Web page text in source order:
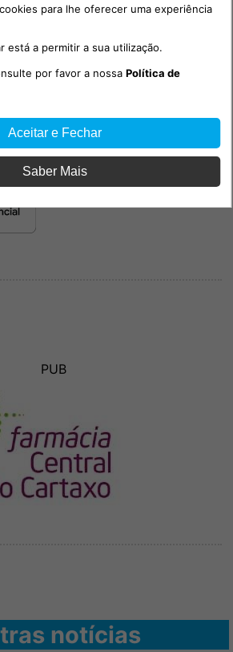
PUB
notícias
para lhe oferecer uma experiência
está a permitir a sua utilização.
por favor a nossaPolítica de
Aceitar e Fechar
Saber Mais